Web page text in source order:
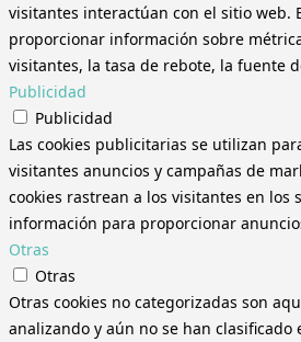
visitantes interactúan con el sitio web.
proporcionar información sobre
visitantes, la tasa de rebote, la fuente
Publicidad
Publicidad
Las cookies publicitarias se utilizan
visitantes anuncios y campañas de
cookies rastrean a los visitantes en los
información para proporcionar
Otras
Otras
Otras cookies no categorizadas son
analizando y aún no se han clasificado